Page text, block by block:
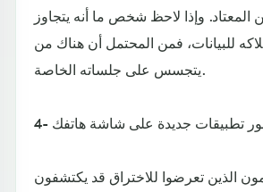
وإذا لاحظ شخص ما أنه يتجاوز
للبيانات، فمن المحتمل أن هناك من
يتجسس على جلساته الخاصة.
تطبيقات جديدة على شاشة هاتفك
الذين تعرضوا للاختراق قد يكتشفون